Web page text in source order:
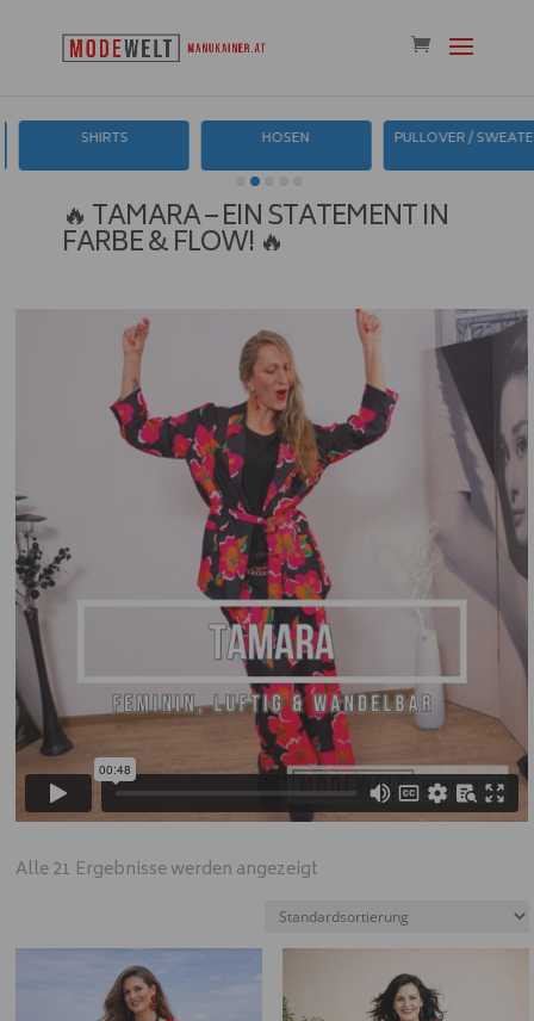
PULLOVER / SWEATER WESTEN /
🔥 TAMARA – EIN STATEMENT IN
FARBE & FLOW! 🔥
Alle 21 Ergebnisse werden angezeigt